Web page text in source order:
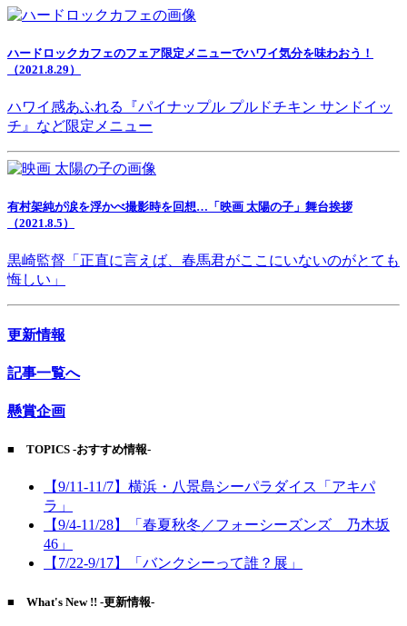
ハードロックカフェのフェア限定メニューでハワイ気分を味わおう！
（2021.8.29）
ハワイ感あふれる『パイナップル プルドチキン サンドイッ
チ』など限定メニュー
有村架純が涙を浮かべ撮影時を回想…「映画 太陽の子」舞台挨拶
（2021.8.5）
黒崎監督「正直に言えば、春馬君がここにいないのがとても
悔しい」
更新情報
記事一覧へ
懸賞企画
■ TOPICS -おすすめ情報-
【9/11-11/7】横浜・八景島シーパラダイス「アキパ
ラ」
【9/4-11/28】「春夏秋冬／フォーシーズンズ 乃木坂
46」
【7/22-9/17】「バンクシーって誰？展」
■ What's New !! -更新情報-